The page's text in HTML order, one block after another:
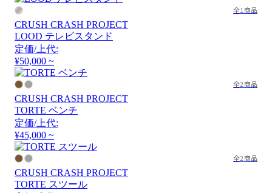
全1商品
CRUSH CRASH PROJECT
LOOD テレビスタンド
定価/上代:
¥50,000 ~
全2商品
CRUSH CRASH PROJECT
TORTE ベンチ
定価/上代:
¥45,000 ~
全2商品
CRUSH CRASH PROJECT
TORTE スツール